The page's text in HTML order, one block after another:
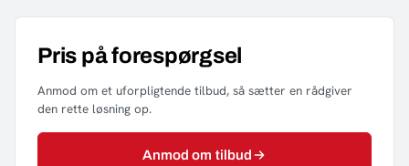
Pris på forespørgsel
Anmod om et uforpligtende tilbud, så sætter en rådgiver
den rette løsning op.
Anmod om tilbud